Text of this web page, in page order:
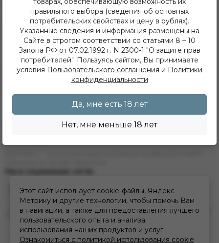
Информация
Наши магазины
Акции
Фотоотчеты
Сотрудничество
Вакансии
Программа лояльности
Пользовательское соглашение
Политика конфиденциальности
Информация для надзорных и контролирующих органов
Политика обработки персональных данных
Политика использования cookie
* Инстаграм (Meta) признан экстремистской организацией и запрещен на
территории РФ
правильного выбора (сведения об основных
потребительских свойствах и цену в рублях).
Указанные сведения и информация размещены на
Сайте в строгом соответствии со статьями 8 – 10
Закона РФ от 07.02.1992 г. N 2300-1 "О защите прав
потребителей". Пользуясь сайтом, Вы принимаете
условия Пользовательского соглашения и Политики
конфиденциальности
Да, мне есть 18 лет
Нет, мне меньше 18 лет
Этот сайт использует cookie-файлы, Яндекс
Метрику и другие технологии, чтобы помочь Вам
в навигации, а также для предоставления лучшего
пользовательского опыта и анализа
использования наших продуктов и услуг.
Ознакомиться с политикой использования cookie